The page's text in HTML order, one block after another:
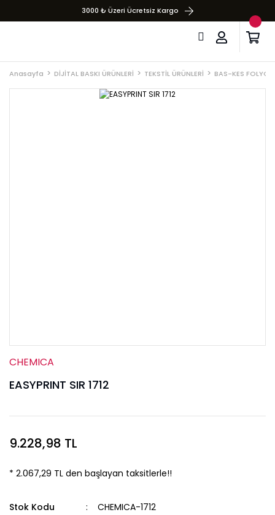
3000 ₺ Üzeri Ücretsiz Kargo
Anasayfa DİJİTAL BASKI ÜRÜNLERİ TEKSTİL ÜRÜNLERİ BAS-KES
CHEMICA
EASYPRINT SIR 1712
9.228,98 TL
* 2.067,29 TL den başlayan taksitlerle!!
Stok Kodu
CHEMICA-1712